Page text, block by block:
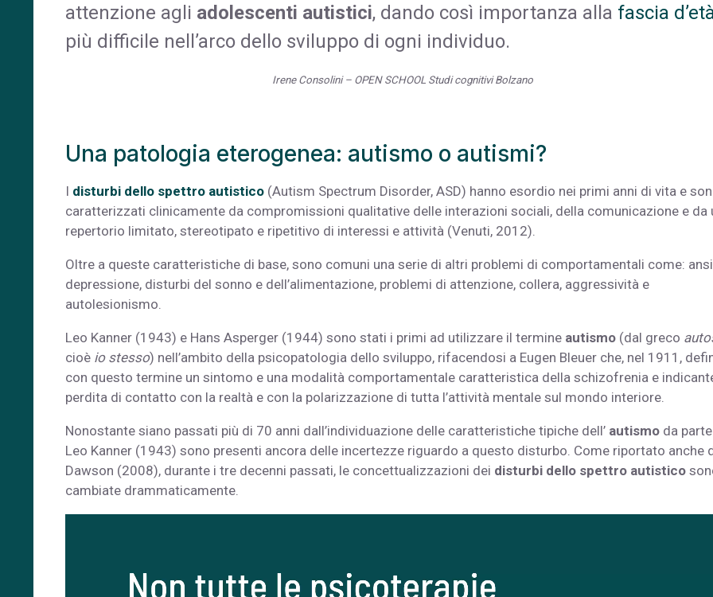
attenzione agli adolescenti autistici, dando così importanza alla fascia
più difficile nell’arco dello sviluppo di ogni individuo.
Irene Consolini – OPEN SCHOOL Studi cognitivi Bolzano
Una patologia eterogenea: autismo o autismi?
I disturbi dello spettro autistico (Autism Spectrum Disorder, ASD) hanno esordio nei primi anni di vita e
caratterizzati clinicamente da compromissioni qualitative delle interazioni sociali, della comunicazione e da
repertorio limitato, stereotipato e ripetitivo di interessi e attività (Venuti, 2012).
Oltre a queste caratteristiche di base, sono comuni una serie di altri problemi di comportamentali come:
depressione, disturbi del sonno e dell’alimentazione, problemi di attenzione, collera, aggressività e
autolesionismo.
Leo Kanner (1943) e Hans Asperger (1944) sono stati i primi ad utilizzare il termine autismo (dal greco
cioè io stesso) nell’ambito della psicopatologia dello sviluppo, rifacendosi a Eugen Bleuer che, nel 1911,
con questo termine un sintomo e una modalità comportamentale caratteristica della schizofrenia e
perdita di contatto con la realtà e con la polarizzazione di tutta l’attività mentale sul mondo interiore.
Nonostante siano passati più di 70 anni dall’individuazione delle caratteristiche tipiche dell’ autismo da
Leo Kanner (1943) sono presenti ancora delle incertezze riguardo a questo disturbo. Come riportato anche
Dawson (2008), durante i tre decenni passati, le concettualizzazioni dei disturbi dello spettro autistico
cambiate drammaticamente.